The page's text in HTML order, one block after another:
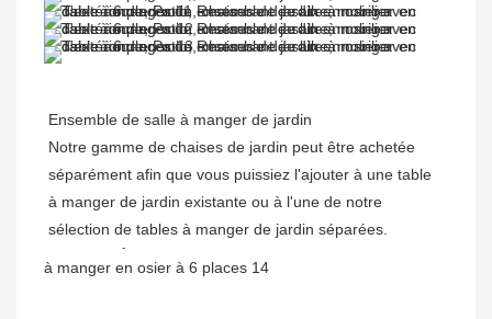
Ensemble de salle à manger de jardin
Notre gamme de chaises de jardin peut être achetée
séparément afin que vous puissiez l'ajouter à une table
à manger de jardin existante ou à l'une de notre